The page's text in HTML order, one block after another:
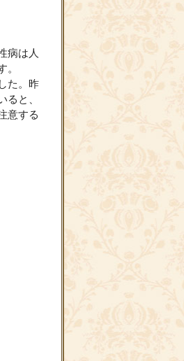
病は人
。
た。昨
ると、
意する